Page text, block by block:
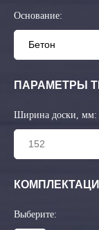
Основание:
ПАРАМЕТРЫ
Ширина доски, мм:
Выберите: